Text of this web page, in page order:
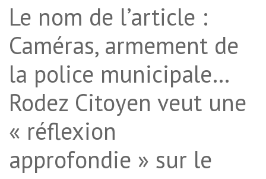
Le nom de l’article :
Caméras, armement de
la police municipale…
Rodez Citoyen veut une
« réflexion
approfondie » sur le